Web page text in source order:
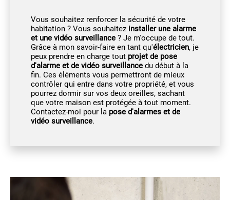
Vous souhaitez renforcer la sécurité de votre
habitation ? Vous souhaitez installer une alarme
et une vidéo surveillance ? Je m'occupe de tout.
Grâce à mon savoir-faire en tant qu'électricien, je
peux prendre en charge tout projet de pose
d'alarme et de vidéo surveillance du début à la
fin. Ces éléments vous permettront de mieux
contrôler qui entre dans votre propriété, et vous
pourrez dormir sur vos deux oreilles, sachant
que votre maison est protégée à tout moment.
Contactez-moi pour la pose d'alarmes et de
vidéo surveillance.